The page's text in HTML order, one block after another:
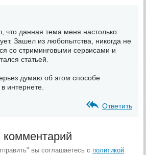
что данная тема меня настолько
Зашел из любопытства, никогда не
со стриминговыми сервисами и
статьей.
думаю об этом способе
интернете.
Ответить
комментарий
вы соглашаетесь с политикой